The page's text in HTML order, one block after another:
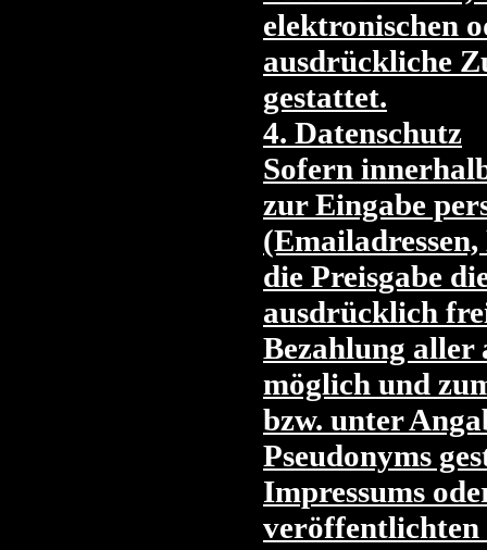
elektronischen
ausdrückliche
gestattet.
4. Datenschutz
Sofern
zur Eingabe
die Preisgabe
ausdrücklich
Bezahlung aller
möglich und
bzw. unter
Pseudonyms
Impressums
veröffentlichten